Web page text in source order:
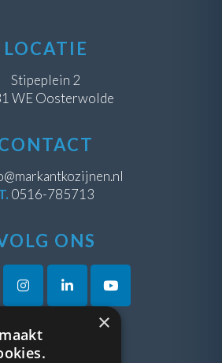
LOCATIE
Stipeplein 2
WE Oosterwolde
0516-785713
ONS
VRAGEN?
×